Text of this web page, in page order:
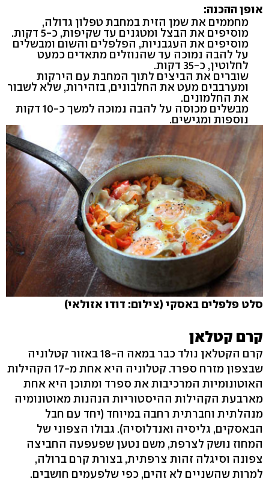
אופן ההכנה:
מחממים את שמן הזית במחבת טפלון גדולה,
מוסיפים את הבצל ומטגנים עד שקיפות, כ-5 דקות.
מוסיפים את העגבניות, הפלפלים והשום ומבשלים
על להבה נמוכה עד שהנוזלים מתאדים כמעט
לחלוטין, כ-35 דקות.
שוברים את הביצים לתוך המחבת עם הירקות
ומערבבים מעט את החלבונים, בזהירות, שלא לשבור
את החלמונים.
מבשלים מכוסה על להבה נמוכה למשך כ-10 דקות
נוספות ומגישים.
סלט פלפלים באסקי (צילום: דודו אזולאי)
קרם קטלאן
קרם הקטלאן נולד כבר במאה ה-18 באזור קטלוניה
שבצפון מזרח ספרד. קטלוניה היא אחת מ-17 הקהילות
האוטונומיות המרכיבות את ספרד ומתוכן היא אחת
מארבעת הקהילות ההיסטוריות הנהנות מאוטונומיה
מנהלתית וחברתית רחבה במיוחד (יחד עם חבל
הבאסקים, גליסיה ואנדלוסיה). גבולו הצפוני של
המחוז נושק לצרפת, משם נטען שפעפעה החביצה
צפונה וסיגלה זהות צרפתית, בצורת קרם ברולה,
למרות שהשניים לא זהים, כפי שלפעמים חושבים.